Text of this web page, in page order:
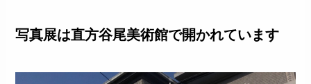
写真展は直方谷尾美術館で開かれています